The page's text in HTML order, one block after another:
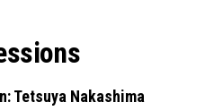
Tetsuya Nakashima